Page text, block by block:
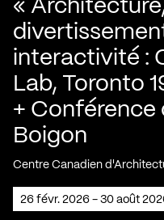
«
interactivité :
Lab, Toronto
+ Conférence
Boigon
Centre Canadien
26 févr. 2026 - 30 août